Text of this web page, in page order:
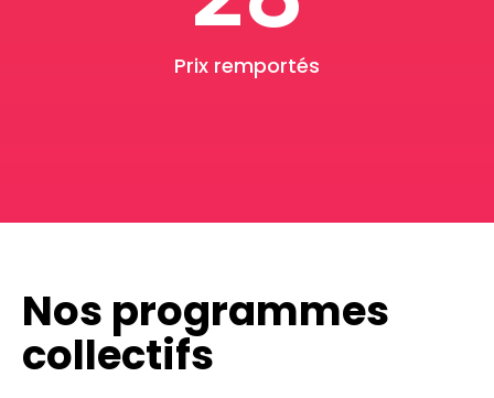
Prix remportés
Nos programmes
collectifs